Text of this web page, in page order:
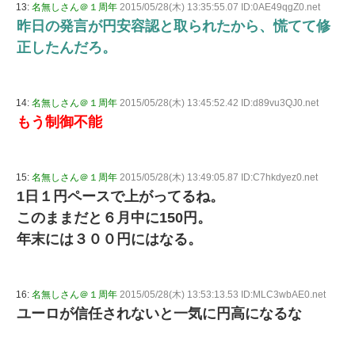
13: 名無しさん＠１周年 2015/05/28(木) 13:35:55.07 ID:0AE49qgZ0.net
昨日の発言が円安容認と取られたから、慌てて修
正したんだろ。
14: 名無しさん＠１周年 2015/05/28(木) 13:45:52.42 ID:d89vu3QJ0.net
もう制御不能
15: 名無しさん＠１周年 2015/05/28(木) 13:49:05.87 ID:C7hkdyez0.net
1日１円ペースで上がってるね。
このままだと６月中に150円。
年末には３００円にはなる。
16: 名無しさん＠１周年 2015/05/28(木) 13:53:13.53 ID:MLC3wbAE0.net
ユーロが信任されないと一気に円高になるな